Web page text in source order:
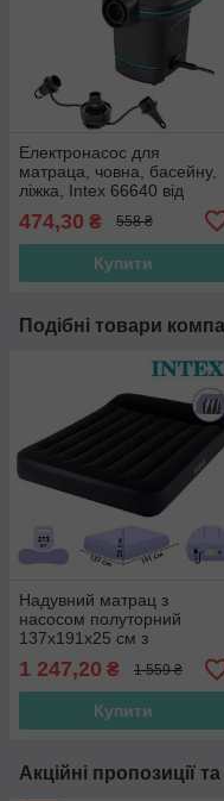
Електронасос для
матраца, човна, басейну,
ліжка, Intex 66640 від
мережі (220-240 V, 650 л/
хв)
474,30 ₴ 558 ₴
Купити
Подібні товари
Надувний матрац з
насосом полуторний
137х191х25 см з
підголівником Intex 64148
Чорний, з
1 247,20 ₴ 1 559 ₴
Купити
Акційні пропозиції